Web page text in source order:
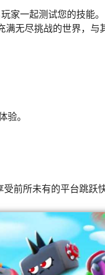
家一起测试您的技能
无尽挑战的世界，与
。
前所未有的平台跳跃快